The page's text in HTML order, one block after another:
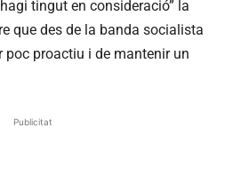
tingut en consideració” la
que des de la banda socialista
poc proactiu i de mantenir un
Publicitat